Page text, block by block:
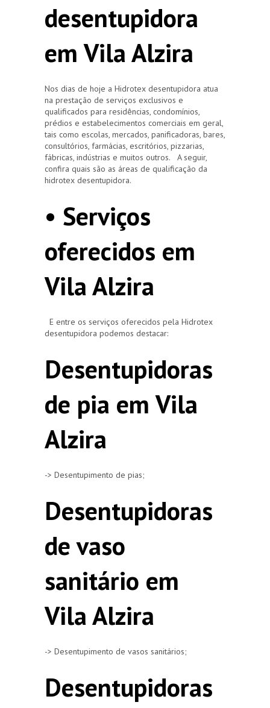
desentupidora
em Vila Alzira
Nos dias de hoje a Hidrotex desentupidora atua
na prestação de serviços exclusivos e
qualificados para residências, condomínios,
prédios e estabelecimentos comerciais em geral,
tais como escolas, mercados, panificadoras, bares,
consultórios, farmácias, escritórios, pizzarias,
fábricas, indústrias e muitos outros. A seguir,
confira quais são as áreas de qualificação da
hidrotex desentupidora.
• Serviços
oferecidos em
Vila Alzira
E entre os serviços oferecidos pela Hidrotex
desentupidora podemos destacar:
Desentupidoras
de pia em Vila
Alzira
-> Desentupimento de pias;
Desentupidoras
de vaso
sanitário em
Vila Alzira
-> Desentupimento de vasos sanitários;
Desentupidoras